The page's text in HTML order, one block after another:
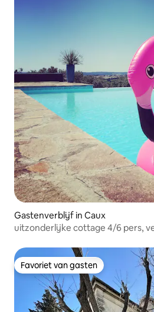
Gastenverblijf in Caux
uitzonderlijke cottage 4/6 pers,
Favoriet van gasten
Favoriet van gasten